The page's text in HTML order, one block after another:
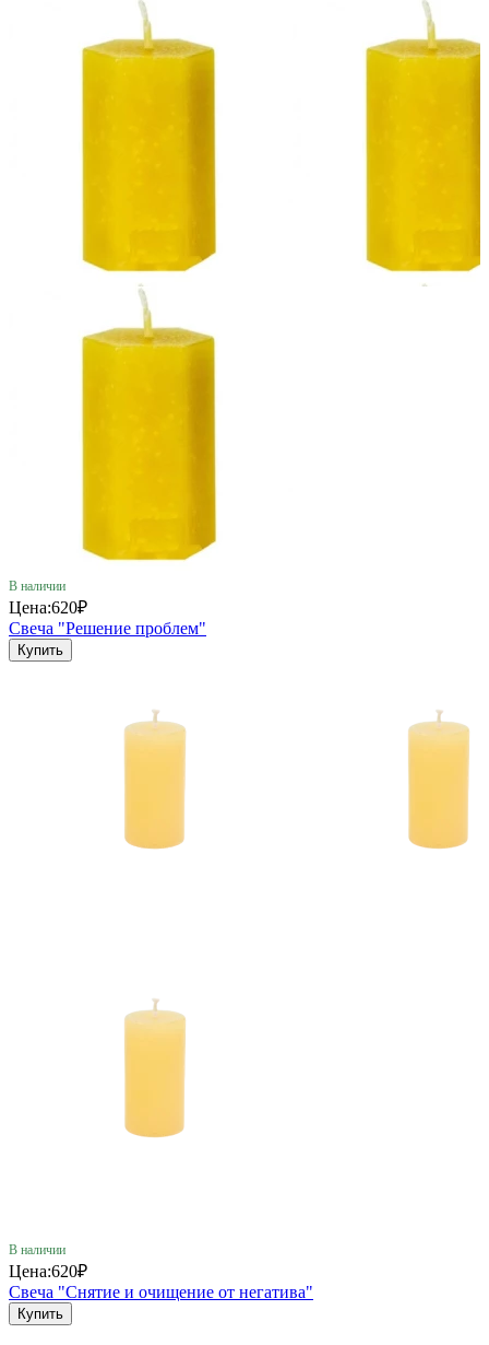
В наличии
Цена:620₽
Свеча "Решение проблем"
Купить
В наличии
Цена:620₽
Свеча "Снятие и очищение от негатива"
Купить